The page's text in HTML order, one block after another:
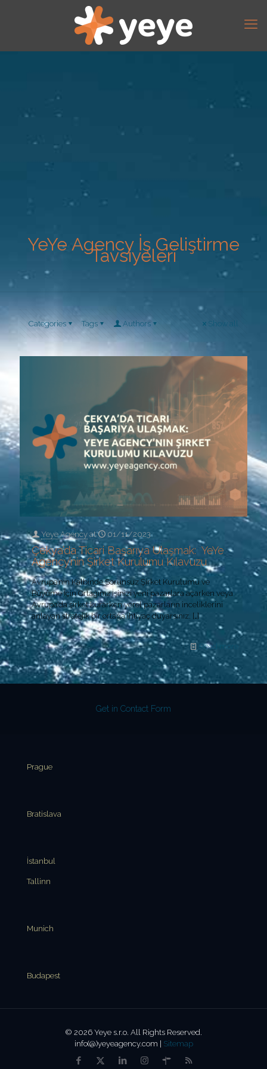
YeYe Agency İş Geliştirme
Tavsiyeleri
Categories Tags Authors Show all
Yeye Agency at 01/11/2023
Çekya’da Ticari Başarıya Ulaşmak: YeYe
Agency’nin Şirket Kurulumu Kılavuzu
Avrupa’nın Kalbinde Sorunsuz Şirket Kurulumu ve
Büyüme İçin Ortağınız İşinizi yeni pazarlara açarken veya
Avrupa’da şirket kurarken yerel pazarların inceliklerini
anlayan stratejik bir ortağa ihtiyaç duyarsınız. […]
Read more
Get in Contact Form
Prague
Bratislava
İstanbul
Tallinn
Munich
Budapest
© 2026 Yeye s.r.o. All Rights Reserved.
info(@)yeyeagency.com | Sitemap